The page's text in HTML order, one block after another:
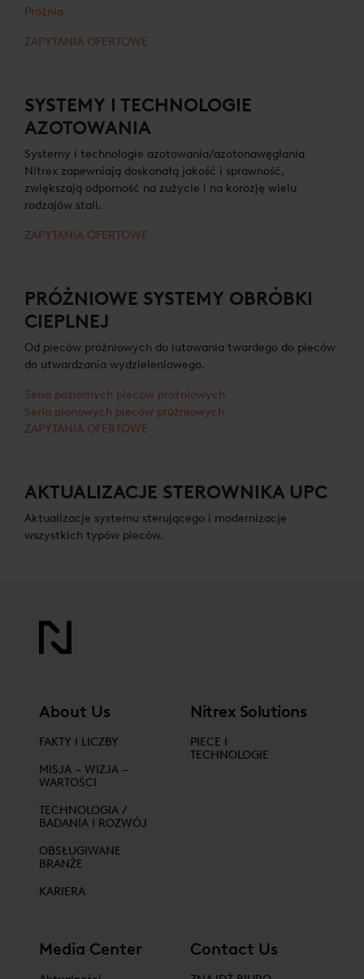
Próżnia
ZAPYTANIA OFERTOWE
SYSTEMY I TECHNOLOGIE
AZOTOWANIA
Systemy i technologie azotowania/azotonawęglania
Nitrex zapewniają doskonałą jakość i sprawność,
zwiększają odporność na zużycie i na korozję wielu
rodzajów stali.
ZAPYTANIA OFERTOWE
PRÓŻNIOWE SYSTEMY OBRÓBKI
CIEPLNEJ
Od pieców próżniowych do lutowania twardego do pieców
do utwardzania wydzieleniowego.
Seria poziomych pieców próżniowych
Seria pionowych pieców próżniowych
ZAPYTANIA OFERTOWE
AKTUALIZACJE STEROWNIKA UPC
Aktualizacje systemu sterującego i modernizacje
wszystkich typów pieców.
About Us
FAKTY I LICZBY
MISJA – WIZJA –
WARTOŚCI
TECHNOLOGIA /
BADANIA I ROZWÓJ
OBSŁUGIWANE
BRANŻE
KARIERA
Nitrex Solutions
PIECE I
TECHNOLOGIE
Media Center Contact Us